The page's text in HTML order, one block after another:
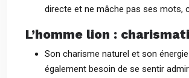
directe et ne mâche pas ses mots,
L’homme lion :
Son charisme naturel et son
également besoin de se sentir